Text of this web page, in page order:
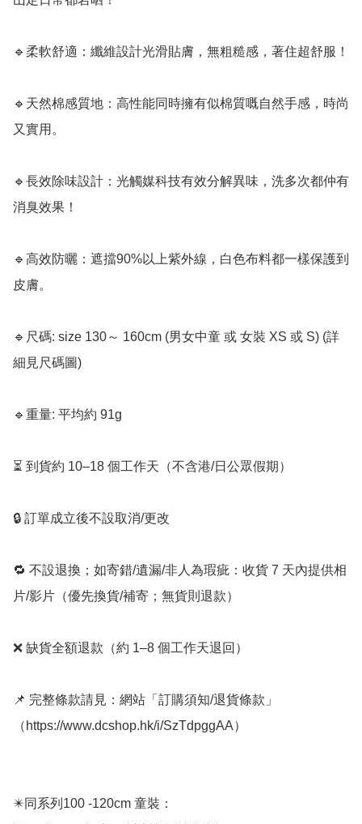
🔹柔軟舒適：纖維設計光滑貼膚，無粗糙感，著住超舒服！
🔹天然棉感質地：高性能同時擁有似棉質嘅自然手感，時尚
又實用。
🔹長效除味設計：光觸媒科技有效分解異味，洗多次都仲有
消臭效果！
🔹高效防曬：遮擋90%以上紫外線，白色布料都一樣保護到
皮膚。
🔹尺碼: size 130～ 160cm (男女中童 或 女裝 XS 或 S) (詳
細見尺碼圖)
🔹重量: 平均約 91g
⏳ 到貨約 10–18 個工作天（不含港/日公眾假期）
🔒 訂單成立後不設取消/更改
🔁 不設退換；如寄錯/遺漏/非人為瑕疵：收貨 7 天內提供相
片/影片（優先換貨/補寄；無貨則退款）
❌ 缺貨全額退款（約 1–8 個工作天退回）
📌 完整條款請見：網站「訂購須知/退貨條款」
（https://www.dcshop.hk/i/SzTdpggAA）
✴️同系列100 -120cm 童裝：